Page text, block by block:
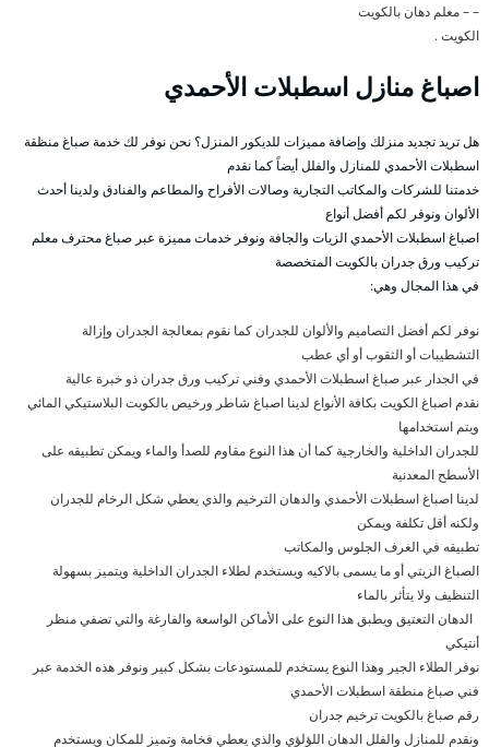
– – معلم دهان بالكويت
الكويت .
اصباغ منازل اسطبلات الأحمدي
هل تريد تجديد منزلك وإضافة مميزات للديكور المنزل؟ نحن نوفر لك خدمة صباغ منظقة
اسطبلات الأحمدي للمنازل والفلل أيضاً كما نقدم
خدمتنا للشركات والمكاتب التجارية وصالات الأفراح والمطاعم والفنادق ولدينا أحدث
الألوان ونوفر لكم أفضل أنواع
اصباغ اسطبلات الأحمدي الزيات والجافة ونوفر خدمات مميزة عبر صباغ محترف معلم
تركيب ورق جدران بالكويت المتخصصة
في هذا المجال وهي:
نوفر لكم أفضل التصاميم والألوان للجدران كما نقوم بمعالجة الجدران وإزالة
التشطيبات أو الثقوب أو أي عطب
في الجدار عبر صباغ اسطبلات الأحمدي وفني تركيب ورق جدران ذو خبرة عالية
نقدم اصباغ الكويت بكافة الأنواع لدينا اصباغ شاطر ورخيص بالكويت البلاستيكي المائي
ويتم استخدامها
للجدران الداخلية والخارجية كما أن هذا النوع مقاوم للصدأ والماء ويمكن تطبيقه على
الأسطح المعدنية
لدينا اصباغ اسطبلات الأحمدي والدهان الترخيم والذي يعطي شكل الرخام للجدران
ولكنه أقل تكلفة ويمكن
تطبيقه في الغرف الجلوس والمكاتب
الصباغ الزيتي أو ما يسمى بالاكيه ويستخدم لطلاء الجدران الداخلية ويتميز بسهولة
التنظيف ولا يتأثر بالماء
الدهان التعتيق ويطبق هذا النوع على الأماكن الواسعة والفارغة والتي تضفي منظر
أنتيكي
نوفر الطلاء الجير وهذا النوع يستخدم للمستودعات بشكل كبير ونوفر هذه الخدمة عبر
فني صباغ منطقة اسطبلات الأحمدي
رقم صباغ بالكويت ترخيم جدران
ونقدم للمنازل والفلل الدهان اللؤلؤي والذي يعطي فخامة وتميز للمكان ويستخدم